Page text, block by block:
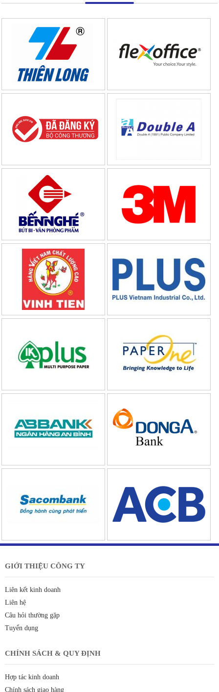
GIỚI THIỆU CÔNG TY
Liên kết kinh doanh
Liên hệ
Câu hỏi thường gặp
Tuyển dụng
CHÍNH SÁCH & QUY ĐỊNH
Hợp tác kinh doanh
Chính sách giao hàng